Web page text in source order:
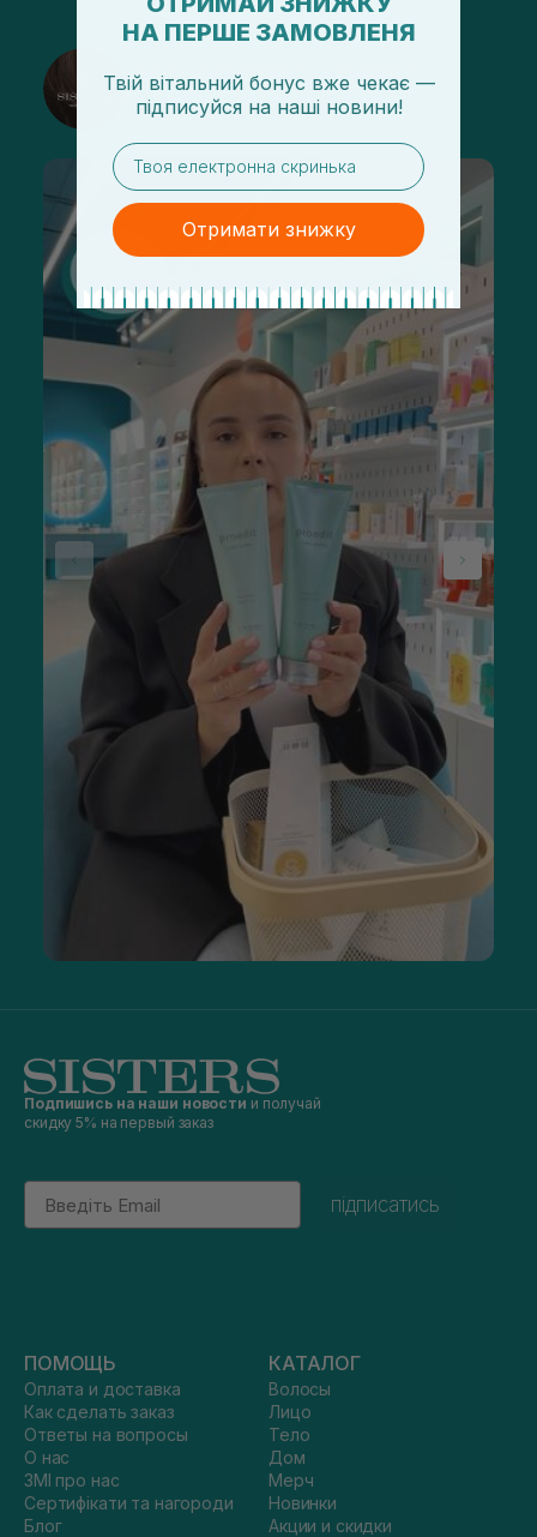
Подписаться
Подпишись на наши новости и получай
скидку 5% на первый заказ
Email
підписатись
ПОМОЩЬ
Оплата и доставка
Как сделать заказ
Ответы на вопросы
О нас
ЗМІ про нас
Сертифікати та нагороди
Блог
КАТАЛОГ
Волосы
Лицо
Тело
Дом
Мерч
Новинки
Акции и скидки
НА ПЕРШЕ ЗАМОВЛЕНЯ
Твій вітальний бонус вже чекає —
підписуйся на наші новини!
email
Отримати знижку